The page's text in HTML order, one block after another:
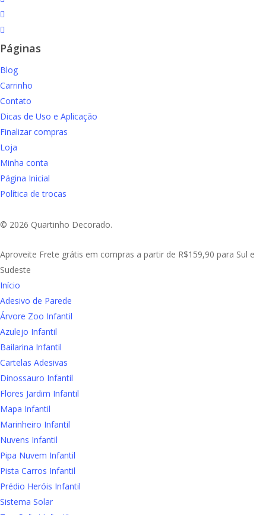
instagram
email
Páginas
Blog
Carrinho
Contato
Dicas de Uso e Aplicação
Finalizar compras
Loja
Minha conta
Página Inicial
Política de trocas
© 2026 Quartinho Decorado.
Close
Menu
Aproveite Frete grátis em compras a partir de R$159,90 para Sul e
Sudeste
Início
Adesivo de Parede
Árvore Zoo Infantil
Azulejo Infantil
Bailarina Infantil
Cartelas Adesivas
Dinossauro Infantil
Flores Jardim Infantil
Mapa Infantil
Marinheiro Infantil
Nuvens Infantil
Pipa Nuvem Infantil
Pista Carros Infantil
Prédio Heróis Infantil
Sistema Solar